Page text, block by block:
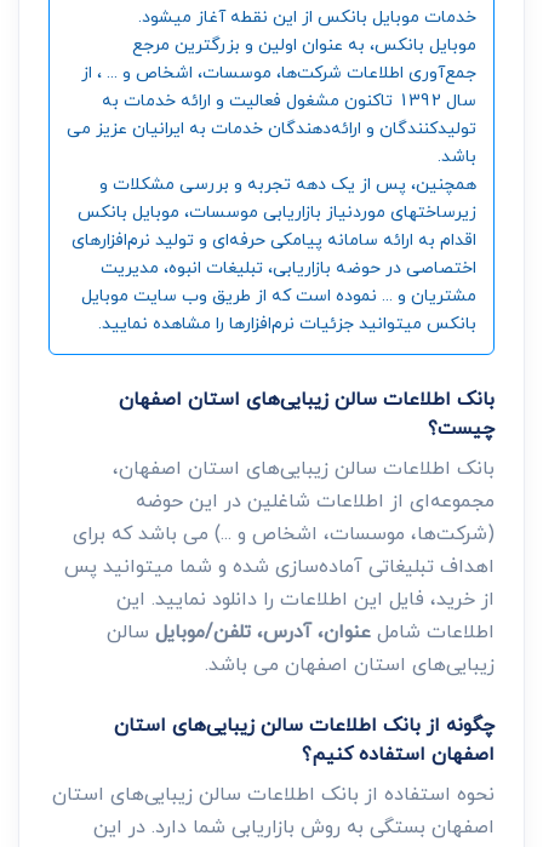
خدمات موبایل بانکس از این نقطه آغاز میشود.
موبایل بانکس، به عنوان اولین و بزرگترین مرجع
جمع‌آوری اطلاعات شرکت‌ها، موسسات، اشخاص و ... ، از
سال 1392 تاکنون مشغول فعالیت و ارائه خدمات به
تولیدکنندگان و ارائه‌دهندگان خدمات به ایرانیان عزیز می
باشد.
همچنین، پس از یک دهه تجربه و بررسی مشکلات و
زیرساختهای موردنیاز بازاریابی موسسات، موبایل بانکس
اقدام به ارائه سامانه‌ پیامکی حرفه‌ای و تولید نرم‌افزارهای
اختصاصی در حوضه بازاریابی، تبلیغات انبوه، مدیریت
مشتریان و ... نموده است که از طریق وب سایت موبایل
بانکس میتوانید جزئیات نرم‌افزارها را مشاهده نمایید.
بانک اطلاعات سالن زیبایی‌های استان اصفهان
چیست؟
بانک اطلاعات سالن زیبایی‌های استان اصفهان،
مجموعه‌ای از اطلاعات شاغلین در این حوضه
(شرکت‌ها، موسسات، اشخاص و ...) می باشد که برای
اهداف تبلیغاتی آماده‌سازی شده و شما میتوانید پس
از خرید، فایل این اطلاعات را دانلود نمایید. این
اطلاعات شاملعنوان، آدرس، تلفن/موبایل سالن
زیبایی‌های استان اصفهان می باشد.
چگونه از بانک اطلاعات سالن زیبایی‌های استان
اصفهان استفاده کنیم؟
نحوه استفاده از بانک اطلاعات سالن زیبایی‌های استان
اصفهان بستگی به روش بازاریابی شما دارد. در این